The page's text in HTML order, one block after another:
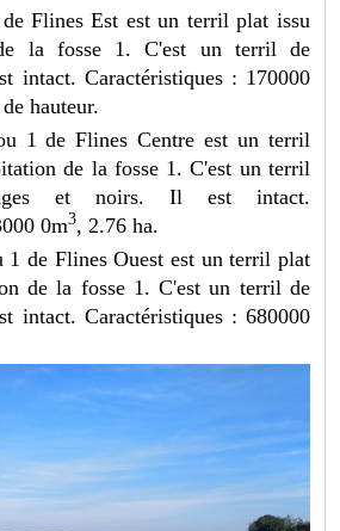
Flines Est est un terril plat issu
la fosse 1. C'est un terril de
intact. Caractéristiques : 170000
hauteur.
1 de Flines Centre est un terril
de la fosse 1. C'est un terril
et noirs. Il est intact.
0m3, 2.76 ha.
de Flines Ouest est un terril plat
de la fosse 1. C'est un terril de
intact. Caractéristiques : 680000